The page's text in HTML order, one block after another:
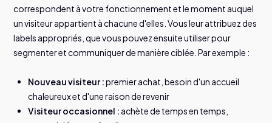
correspondent à votre fonctionnement et le moment auquel
un visiteur appartient à chacune d'elles. Vous leur attribuez des
labels appropriés, que vous pouvez ensuite utiliser pour
segmenter et communiquer de manière ciblée. Par exemple :
Nouveau visiteur :premier achat, besoin d'un accueil
chaleureux et d'une raison de revenir
Visiteur occasionnel : achète de temps en temps,